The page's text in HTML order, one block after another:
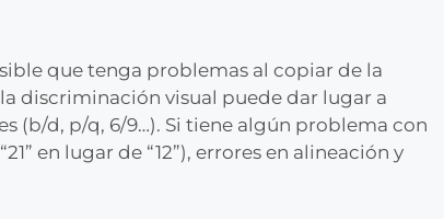
que tenga problemas al copiar de la
discriminación visual puede dar lugar a
(b/d, p/q, 6/9…). Si tiene algún problema con
en lugar de “12”), errores en alineación y